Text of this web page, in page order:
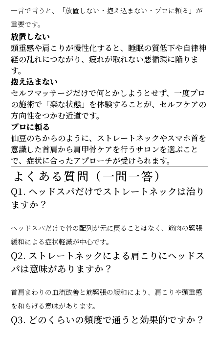
一言で言うと、「放置しない・抱え込まない・プロに頼る」が
重要です。
放置しない
頭重感や肩こりが慢性化すると、睡眠の質低下や自律神
経の乱れにつながり、疲れが取れない悪循環に陥りま
す。
抱え込まない
セルフマッサージだけで何とかしようとせず、一度プロ
の施術で「楽な状態」を体験することが、セルフケアの
方向性をつかむ近道です。
プロに頼る
仙豆のちからのように、ストレートネックやスマホ首を
意識した首肩から肩甲骨ケアを行うサロンを選ぶこと
で、症状に合ったアプローチが受けられます。
よくある質問（一問一答）
Q1. ヘッドスパだけでストレートネックは治り
ますか？
ヘッドスパだけで骨の配列が元に戻ることはなく、筋肉の緊張
緩和による症状軽減が中心です。
Q2. ストレートネックによる肩こりにヘッドス
パは意味がありますか？
首肩まわりの血流改善と筋緊張の緩和により、肩こりや頭重感
を和らげる意味があります。
Q3. どのくらいの頻度で通うと効果的ですか？